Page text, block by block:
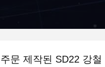
주문 제작된 SD22 강